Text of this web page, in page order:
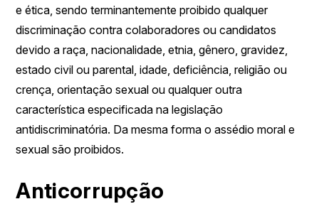
e ética, sendo terminantemente proibido qualquer
discriminação contra colaboradores ou candidatos
devido a raça, nacionalidade, etnia, gênero, gravidez,
estado civil ou parental, idade, deficiência, religião ou
crença, orientação sexual ou qualquer outra
característica especificada na legislação
antidiscriminatória. Da mesma forma o assédio moral e
sexual são proibidos.
Anticorrupção